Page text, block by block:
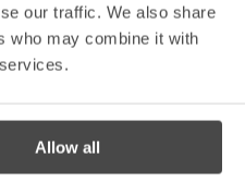
our traffic. We also share
who may combine it with
Allow all
pour chaque fonction.
en leur proposant des
spear-phishing ciblant des